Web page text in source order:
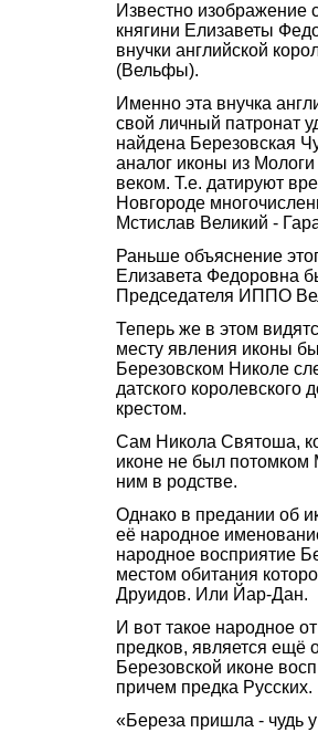
Известно изображение
княгини Елизаветы
внучки английской
(Вельфы).
Именно эта внучка
свой личный патронат
найдена Березовская
аналог иконы из
веком. Т.е. датируют
Новгороде
Мстислав Великий -
Раньше объяснение
Елизавета Федоровна
Председателя ИППО
Теперь же в этом
месту явления иконы
Березовском Николе
датского
крестом.
Сам Никола Святоша,
иконе не был потомком
ним в родстве.
Однако в предании об
её народное
народное восприятие
местом обитания
Друидов. Или Йар-Дан.
И вот такое народное
предков, является ещё
Березовской иконе
причем предка Русских.
«Береза пришла - чудь